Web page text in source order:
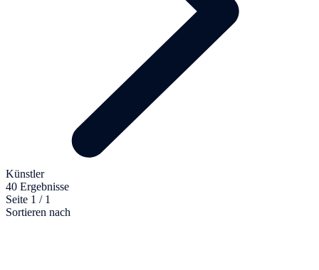
Künstler
40 Ergebnisse
Seite 1 / 1
Sortieren nach